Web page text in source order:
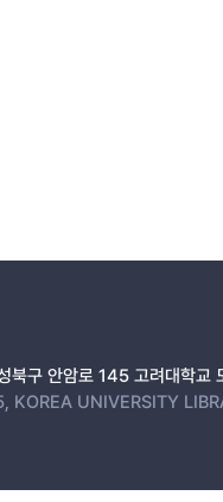
북구 안암로 145 고려대학교
UNIVERSITY